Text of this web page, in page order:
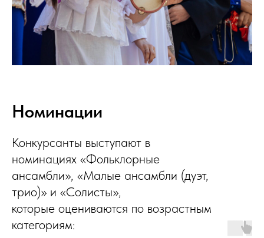
Номинации
Конкурсанты выступают в
номинациях «Фольклорные
ансамбли», «Малые ансамбли (дуэт,
трио)» и «Солисты»,
которые оцениваются по возрастным
категориям: